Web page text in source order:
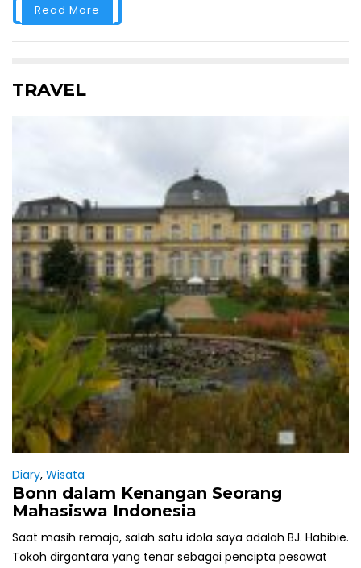
Read More
TRAVEL
Diary, Wisata
Bonn dalam Kenangan Seorang
Mahasiswa Indonesia
Saat masih remaja, salah satu idola saya adalah BJ. Habibie.
Tokoh dirgantara yang tenar sebagai pencipta pesawat